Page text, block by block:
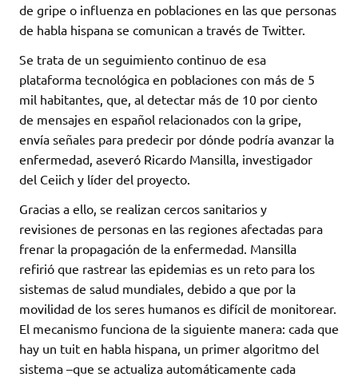
de gripe o influenza en poblaciones en las que personas
de habla hispana se comunican a través de Twitter.
Se trata de un seguimiento continuo de esa
plataforma tecnológica en poblaciones con más de 5
mil habitantes, que, al detectar más de 10 por ciento
de mensajes en español relacionados con la gripe,
envía señales para predecir por dónde podría avanzar la
enfermedad, aseveró Ricardo Mansilla, investigador
del Ceiich y líder del proyecto.
Gracias a ello, se realizan cercos sanitarios y
revisiones de personas en las regiones afectadas para
frenar la propagación de la enfermedad. Mansilla
refirió que rastrear las epidemias es un reto para los
sistemas de salud mundiales, debido a que por la
movilidad de los seres humanos es difícil de monitorear.
El mecanismo funciona de la siguiente manera: cada que
hay un tuit en habla hispana, un primer algoritmo del
sistema –que se actualiza automáticamente cada